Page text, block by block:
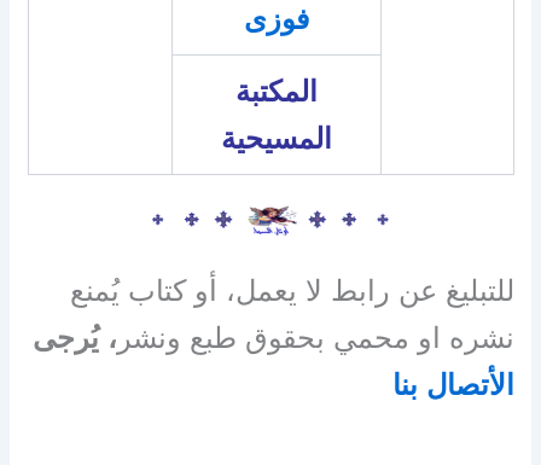
فوزى
المكتبة
المسيحية
للتبليغ عن رابط لا يعمل، أو كتاب يُمنع
نشره او محمي بحقوق طبع ونشر ، يُرجى
الأتصال بنا